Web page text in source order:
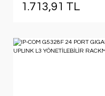
1.713,91 TL